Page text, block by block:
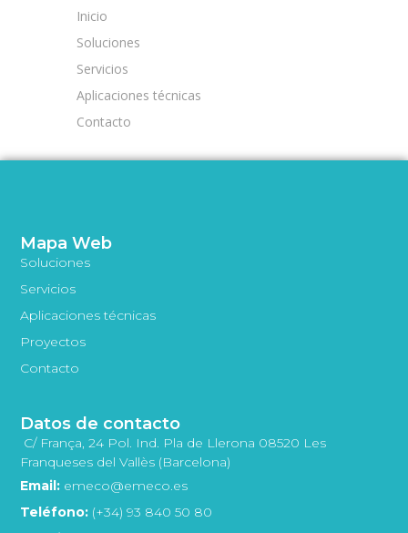
Inicio
Soluciones
Servicios
Aplicaciones técnicas
Contacto
Mapa Web
Soluciones
Servicios
Aplicaciones técnicas
Proyectos
Contacto
Datos de contacto
C/ França, 24 Pol. Ind. Pla de Llerona 08520 Les
Franqueses del Vallès (Barcelona)
Email: emeco@emeco.es
Teléfono: (+34) 93 840 50 80